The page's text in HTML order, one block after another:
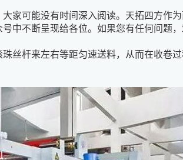
家可能没有时间深入阅读。天拓四方作
中不断呈现给各位。如果您有任何问题
丝杆来左右等距匀速送料，从而在收卷